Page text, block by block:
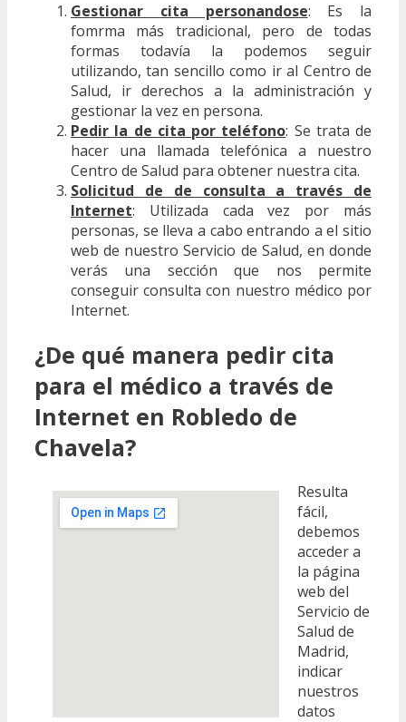
Gestionar cita personandose: Es la
fomrma más tradicional, pero de todas
formas todavía la podemos seguir
utilizando, tan sencillo como ir al Centro de
Salud, ir derechos a la administración y
gestionar la vez en persona.
Pedir la de cita por teléfono: Se trata de
hacer una llamada telefónica a nuestro
Centro de Salud para obtener nuestra cita.
Solicitud de de consulta a través de
Internet: Utilizada cada vez por más
personas, se lleva a cabo entrando a el sitio
web de nuestro Servicio de Salud, en donde
verás una sección que nos permite
conseguir consulta con nuestro médico por
Internet.
¿De qué manera pedir cita
para el médico a través de
Internet en Robledo de
Chavela?
Resulta
fácil,
debemos
acceder a
la página
web del
Servicio de
Salud de
Madrid,
indicar
nuestros
datos